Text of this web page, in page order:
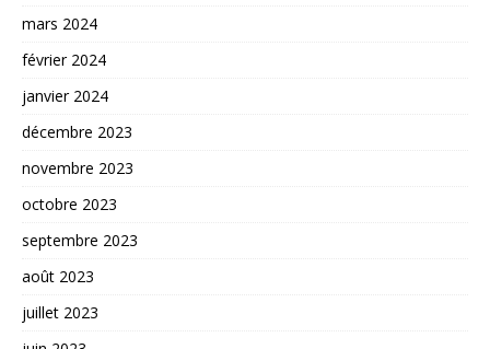
mars 2024
février 2024
janvier 2024
décembre 2023
novembre 2023
octobre 2023
septembre 2023
août 2023
juillet 2023